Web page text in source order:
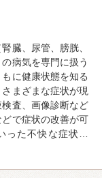
臓、尿管、膀胱、
病気を専門に扱う
に健康状態を知る
まざまな症状が現
査、画像診断など
で症状の改善が可
った不快な症状…